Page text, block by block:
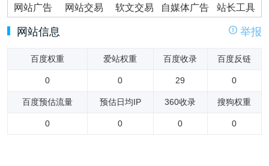
网站广告
网站交易 软文交易 自媒体广告 站长工具
网站信息 举报
百度权重 爱站权重 百度收录 百度反链
0 0 29 0
百度预估流量 预估日均IP 360收录 搜狗权重
0 0 0 0